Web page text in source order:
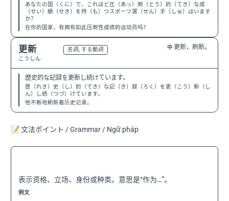
あなたの国（くに）で、これほど圧（あっ）倒（とう）的（てき）な成
（せい）績（せき）を持（も）つスポーツ選（せん）手（しゅ）はいます
か？
在你的国家，有拥有如此压倒性成绩的运动员吗？
更新
こうしん
名詞, する動詞 中 更新，刷新。
歴史的な記録を更新し続けています。
歴（れき）史（し）的（てき）な記（き）録（ろく）を更（こう）新（し
ん）し続（つづ）けています。
他不断地刷新着历史记录。
📝 文法ポイント / Grammar / Ngữ pháp
表示资格、立场、身份或种类。意思是“作为…”。
例文